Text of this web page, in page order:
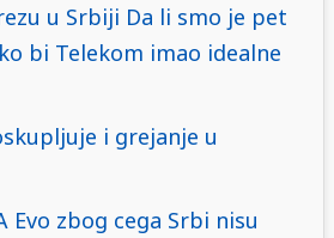
u Srbiji Da li smo je pet
bi Telekom imao idealne
i grejanje u
Evo zbog cega Srbi nisu